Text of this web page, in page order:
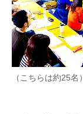
（こちらは約25名）